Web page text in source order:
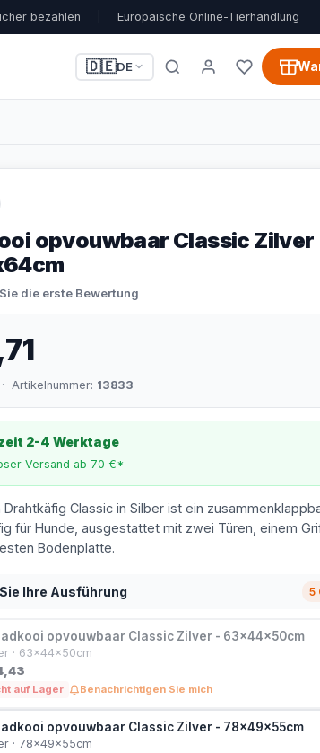
bezahlen Europäische Online-Tierhandlung
🇩🇪DE
opvouwbaar Classic Zilver
die erste Bewertung
Artikelnummer: 13833
2-4 Werktage
Versand ab 70 €*
Drahtkäfig Classic in Silber ist ein
für Hunde, ausgestattet mit zwei Türen, einem
Bodenplatte.
Ihre Ausführung 5
opvouwbaar Classic Zilver - 63x44x50cm
· 63x44x50cm
auf Lager Benachrichtigen Sie mich
opvouwbaar Classic Zilver - 78x49x55cm
· 78x49x55cm